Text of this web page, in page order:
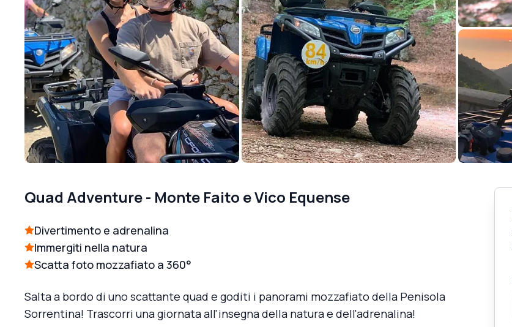
Quad Adventure - Monte Faito e Vico Equense
Divertimento e adrenalina
Immergiti nella natura
Scatta foto mozzafiato a 360°
Salta a bordo di uno scattante quad e goditi i panorami mozzafiato della Penisola
Sorrentina! Trascorri una giornata all'insegna della natura e dell'adrenalina!